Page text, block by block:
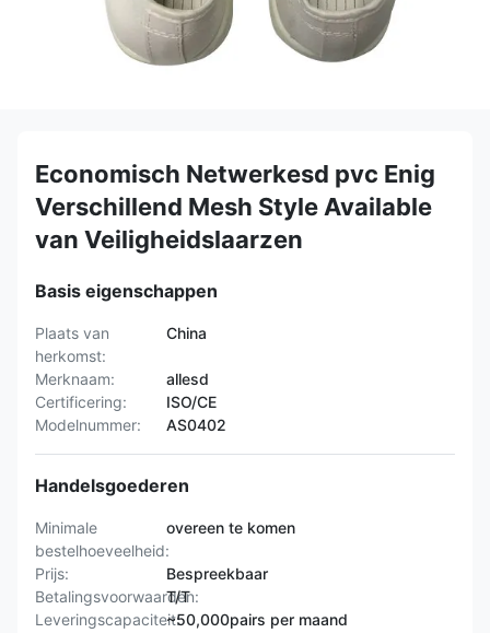
Economisch Netwerkesd pvc Enig
Verschillend Mesh Style Available
van Veiligheidslaarzen
Basis eigenschappen
Plaats van
herkomst:
China
Merknaam:
allesd
Certificering:
ISO/CE
Modelnummer:
AS0402
Handelsgoederen
Minimale
bestelhoeveelheid:
overeen te komen
Prijs:
Bespreekbaar
Betalingsvoorwaarden:
T/T
Leveringscapaciteit:~50,000pairs per maand